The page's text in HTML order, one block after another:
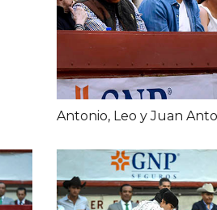
Antonio, Leo y Juan